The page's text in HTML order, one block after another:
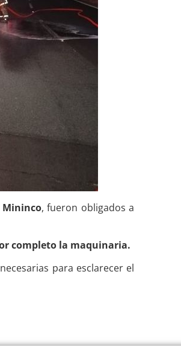
Mininco, fueron obligados a
completo la maquinaria.
para esclarecer el